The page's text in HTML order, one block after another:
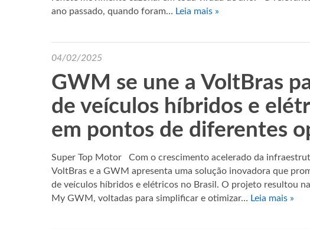
ano passado, quando foram… Leia mais »
04/02/2025
GWM se une a VoltBras
de veículos híbridos e
em pontos de diferentes
Super Top Motor Com o crescimento acelerado da
VoltBras e a GWM apresenta uma solução inovadora que
de veículos híbridos e elétricos no Brasil. O projeto resultou
My GWM, voltadas para simplificar e otimizar… Leia mais »